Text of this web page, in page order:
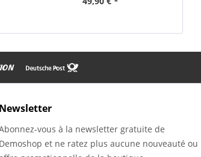
Newsletter
vous à la newsletter gratuite de
Demoshop et ne ratez plus aucune nouveauté ou